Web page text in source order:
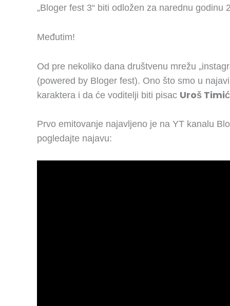
„Bloger fest 3“ biti odložen za narednu godinu
Međutim!
Od pre nekoliko dana društvenu mrežu
(powered by Bloger fest). Ono što smo u
karaktera i da će voditelji biti pisac Uroš Timić
Prvo emitovanje najavljeno je na YT kanalu
pogledajte najavu: